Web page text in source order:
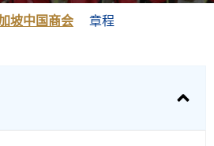
坡中国商会 章程